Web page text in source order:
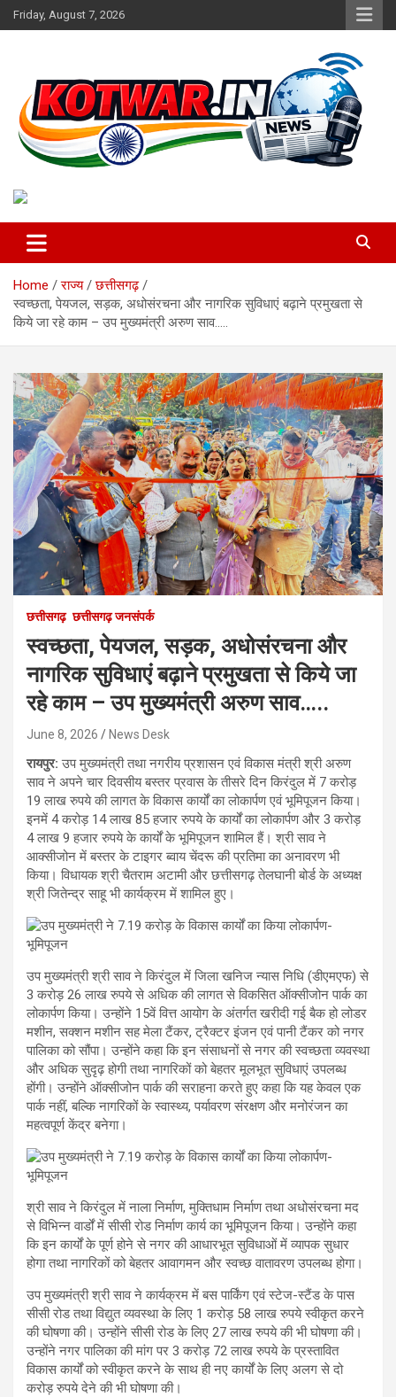
Skip
to
Friday, August 7, 2026
kotwar.in
Home राज्य
छत्तीसगढ़
स्वच्छता, पेयजल, सड़क, अधोसंरचना और नागरिक सुविधाएं बढ़ाने प्रमुखता से
किये जा रहे काम – उप मुख्यमंत्री अरुण साव…..
छत्तीसगढ़ छत्तीसगढ़ जनसंपर्क
स्वच्छता, पेयजल, सड़क, अधोसंरचना और
नागरिक सुविधाएं बढ़ाने प्रमुखता से किये जा
रहे काम – उप मुख्यमंत्री अरुण साव…..
June 8, 2026 News Desk
रायपुर:उप मुख्यमंत्री तथा नगरीय प्रशासन एवं विकास मंत्री श्री अरुण
साव ने अपने चार दिवसीय बस्तर प्रवास के तीसरे दिन किरंदुल में 7 करोड़
19 लाख रुपये की लागत के विकास कार्यों का लोकार्पण एवं भूमिपूजन किया।
इनमें 4 करोड़ 14 लाख 85 हजार रुपये के कार्यों का लोकार्पण और 3 करोड़
4 लाख 9 हजार रुपये के कार्यों के भूमिपूजन शामिल हैं। श्री साव ने
आक्सीजोन में बस्तर के टाइगर ब्वाय चेंदरू की प्रतिमा का अनावरण भी
किया। विधायक श्री चैतराम अटामी और छत्तीसगढ़ तेलघानी बोर्ड के अध्यक्ष
श्री जितेन्द्र साहू भी कार्यक्रम में शामिल हुए।
उप मुख्यमंत्री श्री साव ने किरंदुल में जिला खनिज न्यास निधि (डीएमएफ) से
3 करोड़ 26 लाख रुपये से अधिक की लागत से विकसित ऑक्सीजोन पार्क का
लोकार्पण किया। उन्होंने 15वें वित्त आयोग के अंतर्गत खरीदी गई बैक हो लोडर
मशीन, सक्शन मशीन सह मेला टैंकर, ट्रैक्टर इंजन एवं पानी टैंकर को नगर
पालिका को सौंपा। उन्होंने कहा कि इन संसाधनों से नगर की स्वच्छता व्यवस्था
और अधिक सुदृढ़ होगी तथा नागरिकों को बेहतर मूलभूत सुविधाएं उपलब्ध
होंगी। उन्होंने ऑक्सीजोन पार्क की सराहना करते हुए कहा कि यह केवल एक
पार्क नहीं, बल्कि नागरिकों के स्वास्थ्य, पर्यावरण संरक्षण और मनोरंजन का
महत्वपूर्ण केंद्र बनेगा।
श्री साव ने किरंदुल में नाला निर्माण, मुक्तिधाम निर्माण तथा अधोसंरचना मद
से विभिन्न वार्डों में सीसी रोड निर्माण कार्य का भूमिपूजन किया। उन्होंने कहा
कि इन कार्यों के पूर्ण होने से नगर की आधारभूत सुविधाओं में व्यापक सुधार
होगा तथा नागरिकों को बेहतर आवागमन और स्वच्छ वातावरण उपलब्ध होगा।
उप मुख्यमंत्री श्री साव ने कार्यक्रम में बस पार्किंग एवं स्टेज-स्टैंड के पास
सीसी रोड तथा विद्युत व्यवस्था के लिए 1 करोड़ 58 लाख रुपये स्वीकृत करने
की घोषणा की। उन्होंने सीसी रोड के लिए 27 लाख रुपये की भी घोषणा की।
उन्होंने नगर पालिका की मांग पर 3 करोड़ 72 लाख रुपये के प्रस्तावित
विकास कार्यों को स्वीकृत करने के साथ ही नए कार्यों के लिए अलग से दो
करोड़ रुपये देने की भी घोषणा की।